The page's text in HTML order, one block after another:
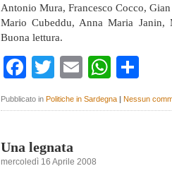
Antonio Mura, Francesco Cocco,
Mario Cubeddu, Anna Maria Janin,
Buona lettura.
Facebook
TwitterEmail
Pubblicato in Politiche in Sardegna Nessun
Una legnata
mercoledì 16 Aprile 2008